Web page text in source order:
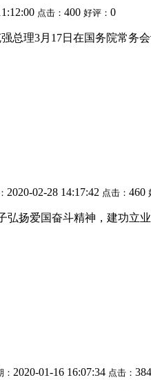
点击： 400 好评： 0
理3月17日在国务院常务
2020-02-28 14:17:42 点击： 460
扬爱国奋斗精神，建功立
： 2020-01-16 16:07:34 点击： 384